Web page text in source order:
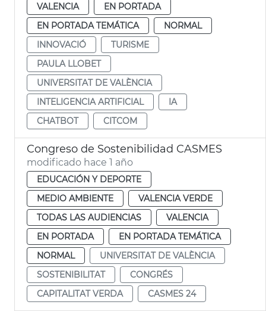
VALENCIA
EN PORTADA
EN PORTADA TEMÁTICA
NORMAL
INNOVACIÓ
TURISME
PAULA LLOBET
UNIVERSITAT DE VALÈNCIA
INTELIGENCIA ARTIFICIAL
IA
CHATBOT
CITCOM
Congreso de Sostenibilidad CASMES
modificado hace 1 año
EDUCACIÓN Y DEPORTE
MEDIO AMBIENTE
VALENCIA VERDE
TODAS LAS AUDIENCIAS
VALENCIA
EN PORTADA
EN PORTADA TEMÁTICA
NORMAL
UNIVERSITAT DE VALÈNCIA
SOSTENIBILITAT
CONGRÉS
CAPITALITAT VERDA
CASMES 24